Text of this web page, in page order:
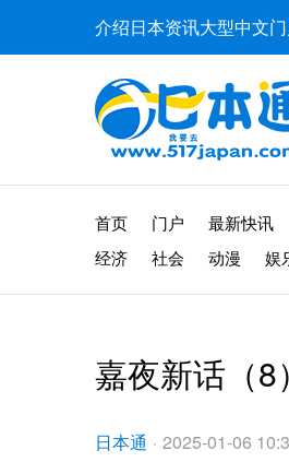
介绍日本资讯大型中文
首页 门户
最新快讯
经济
社会 动漫 娱
嘉夜新话（8
日本通 · 2025-01-06